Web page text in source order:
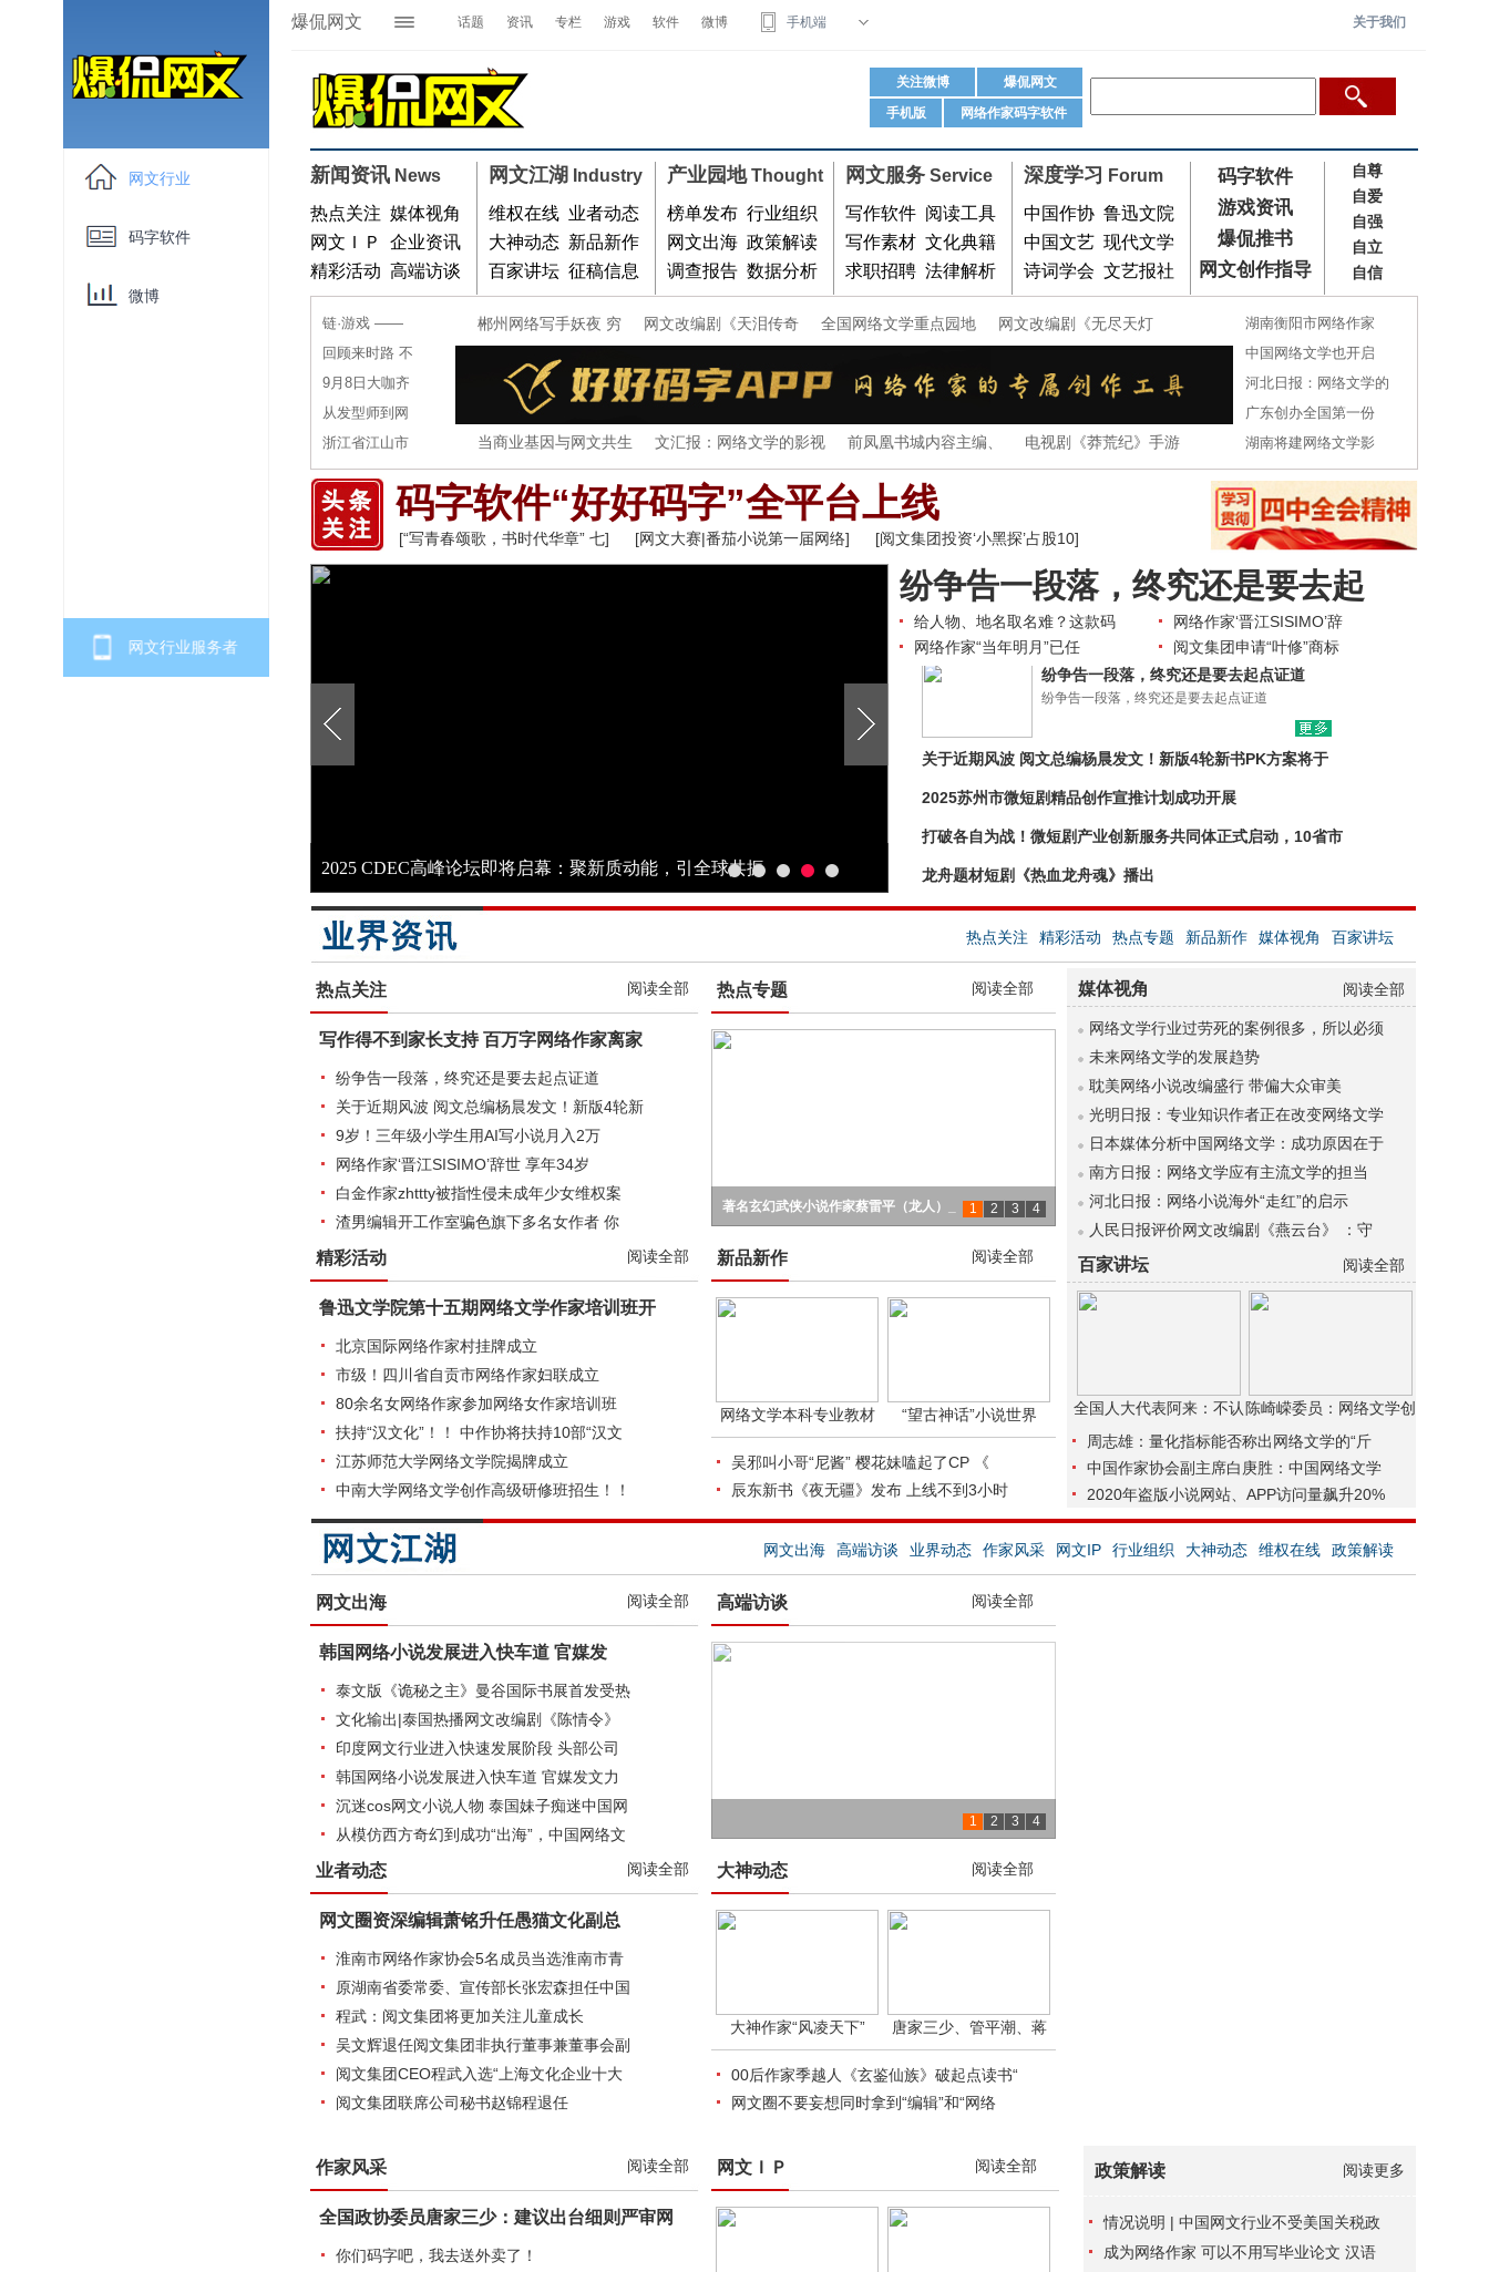
网文行业
码字软件
微博
网文行业服务者
爆侃网文
码字软件
百家讲坛
爆侃游戏
开
话题 资讯 专栏 游戏 软件 微博 手机端 关于我们
关注微博
爆侃网文
手机版
网络作家码字软件
新闻资讯 News
热点关注 媒体视角
网文ＩＰ
企业资讯
精彩活动 高端访谈
网文江湖
Industry
维权在线 业者动态
大神动态 新品新作
百家讲坛 征稿信息
产业园地 Thought
榜单发布 行业组织
网文出海 政策解读
调查报告 数据分析
网文服务 Service
写作软件 阅读工具
写作素材 文化典籍
求职招聘 法律解析
深度学习
Forum
中国作协 鲁迅文院
中国文艺 现代文学
诗词学会 文艺报社
码字软件
游戏资讯
爆侃推书
网文创作指导
自尊
自爱
自强
自立
自信
链·游戏 ——
回顾来时路 不
9月8日大咖齐
从发型师到网
浙江省江山市
郴州网络写手妖夜 穷 网文改编剧《天泪传奇 全国网络文学重点园地 网文改编剧《无尽天灯
当商业基因与网文共生 文汇报：网络文学的影视 前凤凰书城内容主编、 电视剧《莽荒纪》手游
湖南衡阳市网络作家
中国网络文学也开启
河北日报：网络文学的
广东创办全国第一份
湖南将建网络文学影
码字软件“好好码字”全平台上线
[“写青春颂歌，书时代华章” 七] [网文大赛|番茄小说第一届网络] [阅文集团投资‘小黑探’占股10]
2025 CDEC高峰论坛即将启幕：聚新质动能，引全球共振
纷争告一段落，终究还是要去起
给人物、地名取名难？这款码
网络作家‘晋江SISIMO’辞
网络作家“当年明月”已任
阅文集团申请“叶修”商标
纷争告一段落，终究还是要去起点证道
纷争告一段落，终究还是要去起点证道
关于近期风波 阅文总编杨晨发文！新版4轮新书PK方案将于
2025苏州市微短剧精品创作宣推计划成功开展
打破各自为战！微短剧产业创新服务共同体正式启动，10省市
龙舟题材短剧《热血龙舟魂》播出
热点关注 精彩活动 热点专题 新品新作 媒体视角 百家讲坛
热点关注 阅读全部
写作得不到家长支持 百万字网络作家离家
纷争告一段落，终究还是要去起点证道
关于近期风波 阅文总编杨晨发文！新版4轮新
9岁！三年级小学生用AI写小说月入2万
网络作家‘晋江SISIMO’辞世 享年34岁
白金作家zhttty被指性侵未成年少女维权案
渣男编辑开工作室骗色旗下多名女作者 你
精彩活动 阅读全部
鲁迅文学院第十五期网络文学作家培训班开
北京国际网络作家村挂牌成立
市级！四川省自贡市网络作家妇联成立
80余名女网络作家参加网络女作家培训班
扶持“汉文化”！！ 中作协将扶持10部“汉文
江苏师范大学网络文学院揭牌成立
中南大学网络文学创作高级研修班招生！！
热点专题 阅读全部
著名玄幻武侠小说作家蔡雷平（龙人）_
2017年白金大神作家名单发布
三戒大师最新力作：长乐歌
古武未来！我们的征途是星辰大海!
1 2 3 4
新品新作 阅读全部
网络文学本科专业教材 “望古神话”小说世界
吴邪叫小哥“尼酱” 樱花妹嗑起了CP 《
辰东新书《夜无疆》发布 上线不到3小时
媒体视角 阅读全部
网络文学行业过劳死的案例很多，所以必须
未来网络文学的发展趋势
耽美网络小说改编盛行 带偏大众审美
光明日报：专业知识作者正在改变网络文学
日本媒体分析中国网络文学：成功原因在于
南方日报：网络文学应有主流文学的担当
河北日报：网络小说海外“走红”的启示
人民日报评价网文改编剧《燕云台》 ：守
百家讲坛 阅读全部
全国人大代表阿来：不认 陈崎嵘委员：网络文学创
周志雄：量化指标能否称出网络文学的“斤
中国作家协会副主席白庚胜：中国网络文学
2020年盗版小说网站、APP访问量飙升20%
网文出海 高端访谈 业界动态 作家风采 网文IP 行业组织 大神动态 维权在线 政策解读
网文出海 阅读全部
韩国网络小说发展进入快车道 官媒发
泰文版《诡秘之主》曼谷国际书展首发受热
文化输出|泰国热播网文改编剧《陈情令》
印度网文行业进入快速发展阶段 头部公司
韩国网络小说发展进入快车道 官媒发文力
沉迷cos网文小说人物 泰国妹子痴迷中国网
从模仿西方奇幻到成功“出海”，中国网络文
业者动态 阅读全部
网文圈资深编辑萧铭升任愚猫文化副总
淮南市网络作家协会5名成员当选淮南市青
原湖南省委常委、宣传部长张宏森担任中国
程武：阅文集团将更加关注儿童成长
吴文辉退任阅文集团非执行董事兼董事会副
阅文集团CEO程武入选“上海文化企业十大
阅文集团联席公司秘书赵锦程退任
高端访谈 阅读全部
阅文集团吴文辉:2019继续抗寒
中文在线董事长童之磊：网络文学侵权
纵横文学CEO张云帆：未来网络文学出
阅文集团吴文辉：网络文学是IP文化价
1 2 3 4
大神动态 阅读全部
大神作家“风凌天下” 唐家三少、管平潮、蒋
00后作家季越人《玄鉴仙族》破起点读书“
网文圈不要妄想同时拿到“编辑”和“网络
作家风采 阅读全部
全国政协委员唐家三少：建议出台细则严审网
你们码字吧，我去送外卖了！
网文ＩＰ 阅读全部 政策解读 阅读更多
情况说明 | 中国网文行业不受美国关税政
成为网络作家 可以不用写毕业论文 汉语